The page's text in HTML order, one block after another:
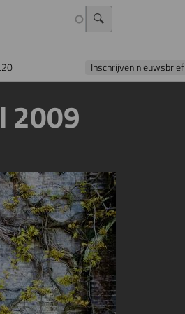
Inschrijven nieuwsbrief
2009